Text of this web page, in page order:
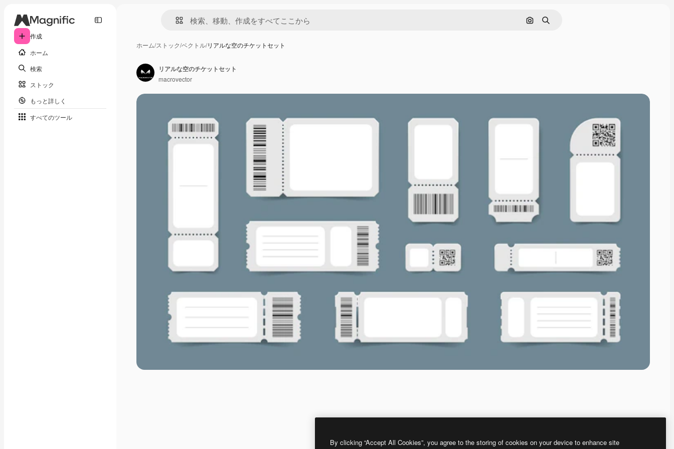
作成
ホーム
検索
ストック
もっと詳しく
すべてのツール
画像で検索
検索
ホーム/ストック/ベクトル/リアルな空のチケットセット
リアルな空のチケットセット
macrovector
By clicking “Accept All Cookies”, you agree to the storing of cookies on your device to enhance site